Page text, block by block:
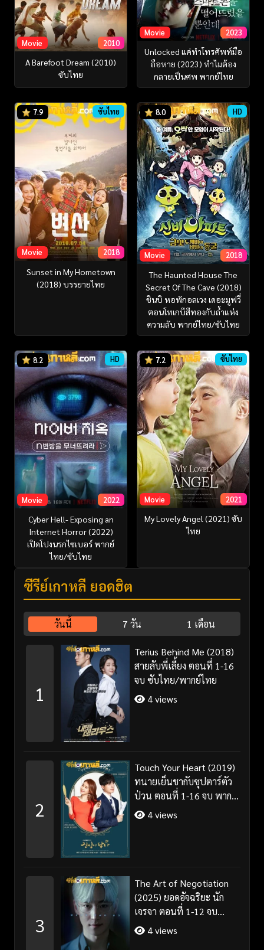
Movie 2010
A Barefoot Dream (2010)
ซับไทย
Movie 2023
Unlocked แค่ทำโทรศัพท์มือ
ถือหาย (2023) ทำไมต้อง
กลายเป็นศพ พากย์ไทย
7.9 ซับไทย
Movie 2018
Sunset in My Hometown
(2018) บรรยายไทย
8.0 HD
Movie 2018
The Haunted House The
Secret Of The Cave (2018)
ชินบิ หอพักอลเวง เดอะมูฟวี่
ตอนโทเกบีสีทองกับถ้ำแห่ง
ความลับ พากย์ไทย/ซับไทย
8.2 HD
Movie 2022
Cyber Hell- Exposing an
Internet Horror (2022)
เปิดโปงนรกไซเบอร์ พากย์
ไทย/ซับไทย
7.2 ซับไทย
Movie 2021
My Lovely Angel (2021) ซับ
ไทย
ซีรี่ย์เกาหลี ยอดฮิต
วันนี้ 7 วัน 1 เดือน
1
Terius Behind Me (2018)
สายลับพี่เลี้ยง ตอนที่ 1-16
จบ ซับไทย/พากย์ไทย
4 views
2
Touch Your Heart (2019)
ทนายเย็นชากับซุปตาร์ตัว
ป่วน ตอนที่ 1-16 จบ พากย์
ไทย/ซับไทย
4 views
3
The Art of Negotiation
(2025) ยอดอัจฉริยะ นัก
เจรจา ตอนที่ 1-12 จบ
พากย์ไทย/ซับไทย
4 views